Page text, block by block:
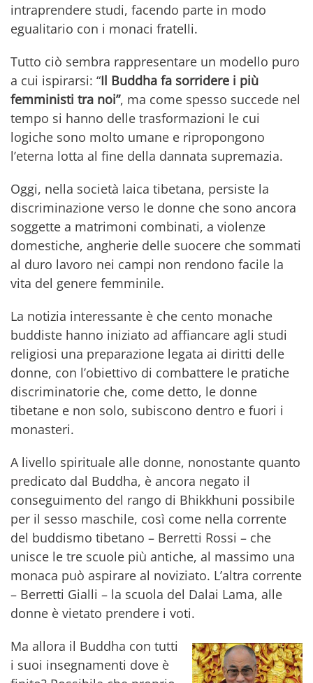
intraprendere studi, facendo parte in modo
egualitario con i monaci fratelli.
Tutto ciò sembra rappresentare un modello puro
a cui ispirarsi: “Il Buddha fa sorridere i più
femministi tra noi”, ma come spesso succede nel
tempo si hanno delle trasformazioni le cui
logiche sono molto umane e ripropongono
l’eterna lotta al fine della dannata supremazia.
Oggi, nella società laica tibetana, persiste la
discriminazione verso le donne che sono ancora
soggette a matrimoni combinati, a violenze
domestiche, angherie delle suocere che sommati
al duro lavoro nei campi non rendono facile la
vita del genere femminile.
La notizia interessante è che cento monache
buddiste hanno iniziato ad affiancare agli studi
religiosi una preparazione legata ai diritti delle
donne, con l’obiettivo di combattere le pratiche
discriminatorie che, come detto, le donne
tibetane e non solo, subiscono dentro e fuori i
monasteri.
A livello spirituale alle donne, nonostante quanto
predicato dal Buddha, è ancora negato il
conseguimento del rango di Bhikkhuni possibile
per il sesso maschile, così come nella corrente
del buddismo tibetano – Berretti Rossi – che
unisce le tre scuole più antiche, al massimo una
monaca può aspirare al noviziato. L’altra corrente
– Berretti Gialli – la scuola del Dalai Lama, alle
donne è vietato prendere i voti.
Ma allora il Buddha con tutti
i suoi insegnamenti dove è